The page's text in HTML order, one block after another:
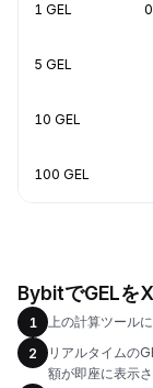
1 GEL
5 GEL
10 GEL
100 GEL
BybitでGELを
1
上の計算ツール
2
リアルタイムの
額が即座に表示さ